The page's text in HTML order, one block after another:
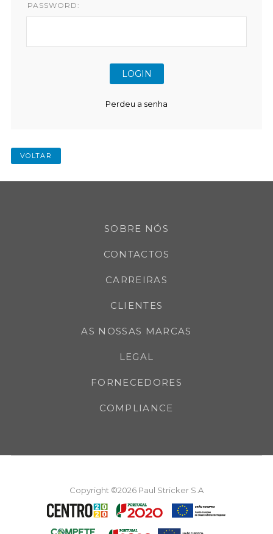
PASSWORD:
Perdeu a senha
VOLTAR
SOBRE NÓS
CONTACTOS
CARREIRAS
CLIENTES
AS NOSSAS MARCAS
LEGAL
FORNECEDORES
COMPLIANCE
Copyright ©2026 Paul Stricker S.A